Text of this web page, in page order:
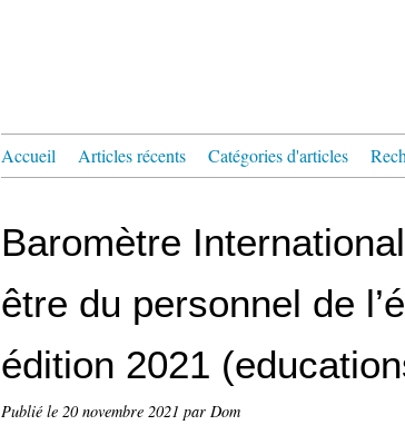
Accueil Articles récents Catégories d'articles
Baromètre
être du personnel de
édition 2021
Publié le 20 novembre 2021 par Dom